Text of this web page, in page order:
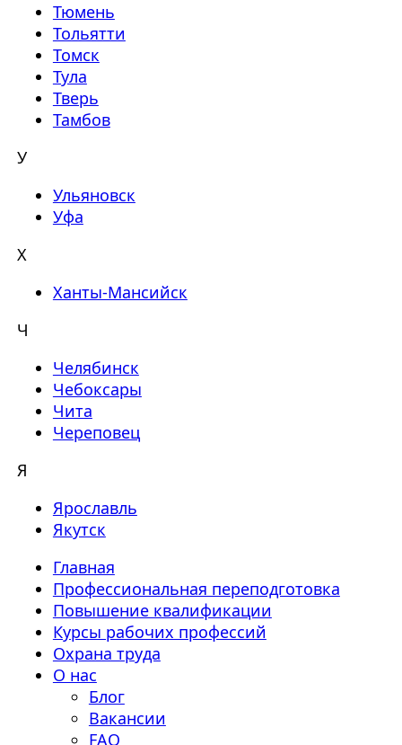
Тюмень
Тольятти
Томск
Тула
Тверь
Тамбов
У
Ульяновск
Уфа
Х
Ханты-Мансийск
Ч
Челябинск
Чебоксары
Чита
Череповец
Я
Ярославль
Якутск
Главная
Профессиональная переподготовка
Повышение квалификации
Курсы рабочих профессий
Охрана труда
О нас
Блог
Вакансии
FAQ